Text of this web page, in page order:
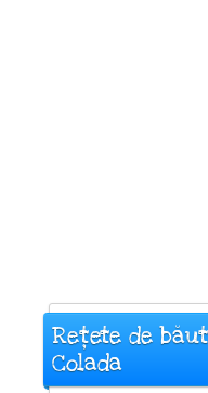
Rețete de
Colada